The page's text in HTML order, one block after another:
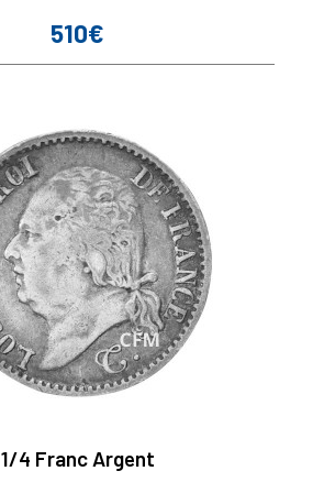
Prix
510€
1/4 Franc Argent